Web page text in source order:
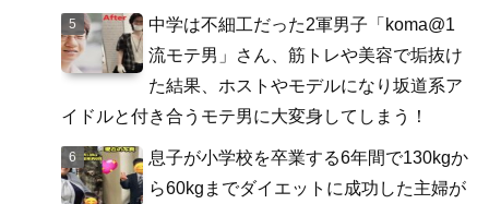
中学は不細工だった2軍男子「koma@1
流モテ男」さん、筋トレや美容で垢抜け
た結果、ホストやモデルになり坂道系ア
イドルと付き合うモテ男に大変身してしまう！
息子が小学校を卒業する6年間で130kgか
ら60kgまでダイエットに成功した主婦が